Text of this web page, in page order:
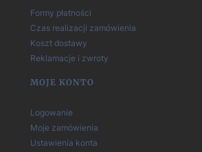
Formy płatności
Czas realizacji zamówienia
Koszt dostawy
Reklamacje i zwroty
MOJE KONTO
Logowanie
Moje zamówienia
Ustawienia konta